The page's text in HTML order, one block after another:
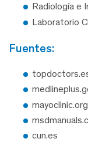
Radiología e
Laboratorio
fuentes:
mayoclinic.org
cun.es